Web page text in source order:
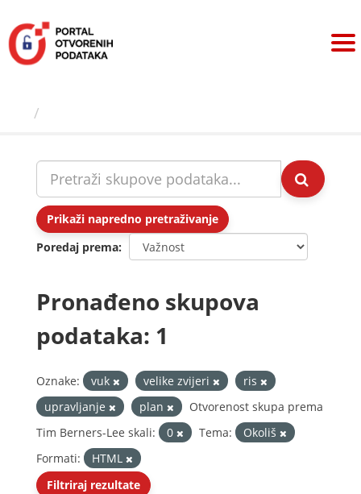
sadržaj
Prikaži napredno pretraživanje
Poredaj prema
Pronađeno skupova
podataka: 1
Oznake: vuk velike zvijeri
ris
upravljanje
plan
Otvorenost skupa prema
Tim Berners-Lee skali:
0 Tema:
Okoliš
Formati:
HTML
Filtriraj rezultate